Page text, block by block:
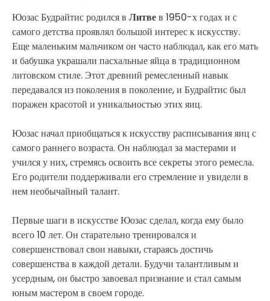
Юозас Будрайтис родился в Литвев 1950-х годах и с
самого детства проявлял большой интерес к искусству.
Еще маленьким мальчиком он часто наблюдал, как его мать
и бабушка украшали пасхальные яйца в традиционном
литовском стиле. Этот древний ремесленный навык
передавался из поколения в поколение, и Будрайтис был
поражен красотой и уникальностью этих яиц.
Юозас начал приобщаться к искусству расписывания яиц с
самого раннего возраста. Он наблюдал за мастерами и
учился у них, стремясь освоить все секреты этого ремесла.
Его родители поддерживали его стремление и увидели в
нем необычайный талант.
Первые шаги в искусстве Юозас сделал, когда ему было
всего 10 лет. Он старательно тренировался и
совершенствовал свои навыки, стараясь достичь
совершенства в каждой детали. Будучи талантливым и
усердным, он быстро завоевал признание и стал самым
юным мастером в своем городе.